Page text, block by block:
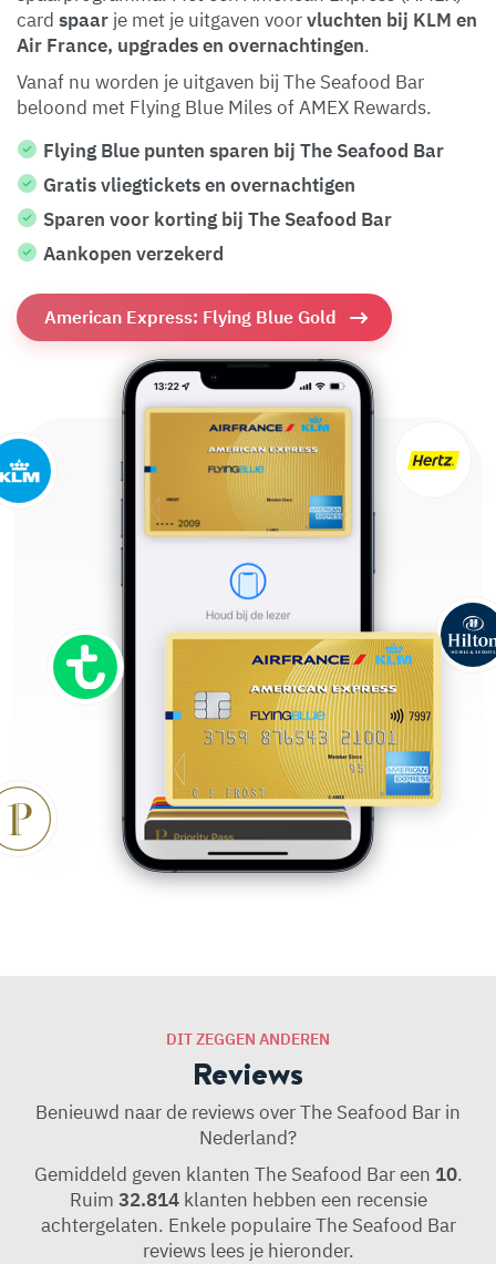
card spaar je met je uitgaven voorvluchten bij KLM en
Air France, upgrades en overnachtingen.
Vanaf nu worden je uitgaven bij The Seafood Bar
beloond met Flying Blue Miles of AMEX Rewards.
Flying Blue punten sparen bij The Seafood Bar
Gratis vliegtickets en overnachtigen
Sparen voor korting bij The Seafood Bar
Aankopen verzekerd
American Express: Flying Blue Gold
DIT ZEGGEN ANDEREN
Reviews
Benieuwd naar de reviews over The Seafood Bar in
Nederland?
Gemiddeld geven klanten The Seafood Bar een 10.
Ruim 32.814klanten hebben een recensie
achtergelaten. Enkele populaire The Seafood Bar
reviews lees je hieronder.